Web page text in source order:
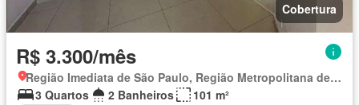
Cobertura
R$ 3.300/mês
Região Imediata de São Paulo, Região Metropolitana de São Paulo
3 Quartos
2 Banheiros
101 m²